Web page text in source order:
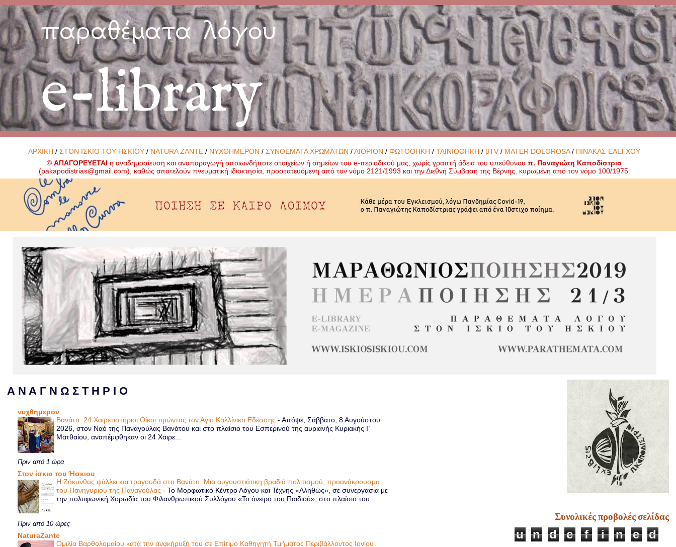
παραθέματα λόγου
e-library
ΑΡΧΙΚΗ /ΣΤΟΝ ΙΣΚΙΟ ΤΟΥ ΗΣΚΙΟΥ / NATURA ZANTE / ΝΥΧΘΗΜΕΡΟΝ /ΣΥΝΘΕΜΑΤΑ ΧΡΩΜΑΤΩΝ /ΑΙΘΡΙΟΝ /ΦΩΤΟΘΗΚΗ /ΤΑΙΝΙΟΘΗΚΗ / βTV / MATER DOLOROSA/ ΠΙΝΑΚΑΣ ΕΛΕΓΧΟΥ
©ΑΠΑΓΟΡΕΥΕΤΑΙ η αναδημοσίευση και αναπαραγωγή οποιωνδήποτε στοιχείων ή σημείων του e-περιοδικού μας, χωρίς γραπτή άδεια του υπεύθυνουπ. Παναγιώτη Καποδίστρια
(pakapodistrias@gmail.com), καθώς αποτελούν πνευματική ιδιοκτησία, προστατευόμενη από τον νόμο 2121/1993 και την Διεθνή Σύμβαση της Βέρνης, κυρωμένη από τον νόμο 100/1975.
Α Ν Α Γ Ν Ω Σ Τ Η Ρ Ι Ο
νυχθημερόν
Βανάτο: 24 Χαιρετιστήριοι Οίκοι τιμώντας τον Άγιο Καλλίνικο Εδέσσης-Απόψε, Σάββατο, 8 Αυγούστου
2026, στον Ναό της Παναγούλας Βανάτου και στο πλαίσιο του Εσπερινού της αυριανής Κυριακής Ι΄
Ματθαίου, αναπέμφθηκαν οι 24 Χαιρε...
Πριν από 1 ώρα
Στον ίσκιο του Ήσκιου
Η Ζάκυνθος ψάλλει και τραγουδά στο Βανάτο. Μια αυγουστιάτικη βραδιά πολιτισμού, προανάκρουσμα
του Πανηγυριού της Παναγούλας-Το Μορφωτικό Κέντρο Λόγου και Τέχνης «Αληθώς», σε συνεργασία με
την πολυφωνική Χορωδία του Φιλανθρωπικού Συλλόγου «Το όνειρο του Παιδιού», στο πλαίσιο του ...
Πριν από 10 ώρες
NaturaZante
Ομιλία Βαρθολομαίου κατά την ανακήρυξή του σε Επίτιμο Καθηγητή Τμήματος Περιβάλλοντος Ιονίου
Συνολικές προβολές σελίδας
u n d e f i n e d